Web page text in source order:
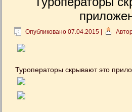
Опубликовано 07.04.2015
Туроператоры скрывают это